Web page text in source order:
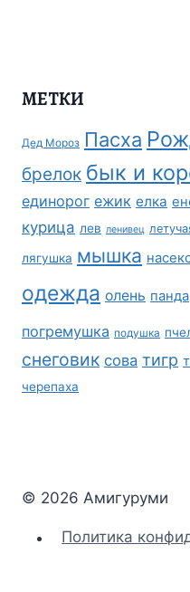
МЕТКИ
Дед Мороз Пасха
брелок бык и
единорог ежик елка
курица лев ленивец
лягушка мышка
одежда олень панда
погремушка подушка
снеговик сова тигр
черепаха
© 2026 Амигуруми
Политика